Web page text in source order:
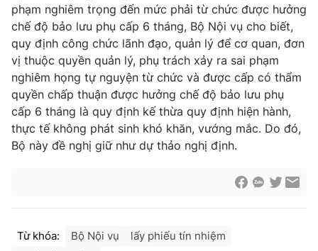
phạm nghiêm trọng đến mức phải từ chức được hưởng
chế độ bảo lưu phụ cấp 6 tháng, Bộ Nội vụ cho biết,
quy định công chức lãnh đạo, quản lý để cơ quan, đơn
vị thuộc quyền quản lý, phụ trách xảy ra sai phạm
nghiêm họng tự nguyện từ chức và được cấp có thẩm
quyền chấp thuận được hưởng chế độ bảo lưu phụ
cấp 6 tháng là quy định kế thừa quy định hiện hành,
thực tế không phát sinh khó khăn, vướng mắc. Do đó,
Bộ này đề nghị giữ như dự thảo nghị định.
Từ khóa: Bộ Nội vụ
lấy phiếu tín nhiệm